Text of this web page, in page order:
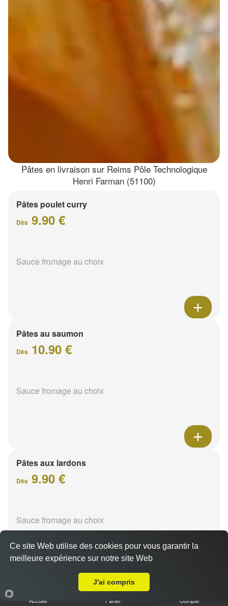
Pâtes en livraison sur Reims Pôle Technologique
Henri Farman (51100)
Pâtes poulet curry
Dès 9.90 €
Sauce fromage au choix
Pâtes au saumon
Dès 10.90 €
Sauce fromage au choix
Pâtes aux lardons
Dès 9.90 €
Sauce fromage au choix
Accueil Panier Compte
Ce site Web utilise des cookies pour vous garantir la
meilleure expérience sur notre site Web
J'ai compris